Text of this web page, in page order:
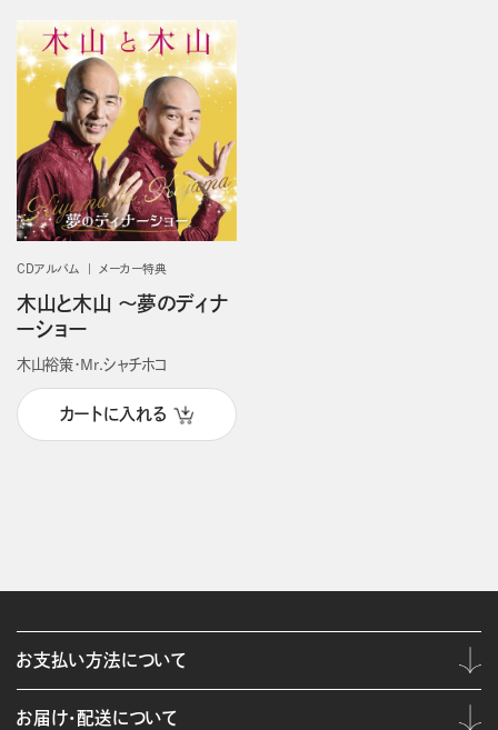
CDアルバム メーカー特典
木山と木山 ～夢のディナ
ーショー
木山裕策・Mr.シャチホコ
カートに入れる
お支払い方法について
お届け・配送について